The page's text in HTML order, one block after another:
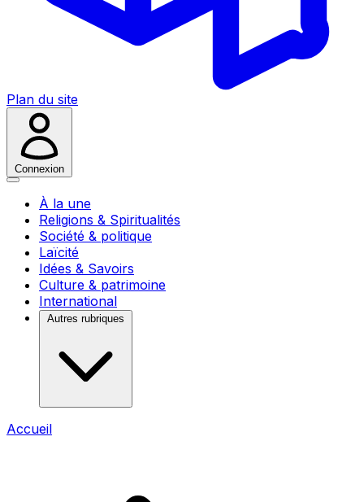
Plan du site
Connexion
À la une
Religions & Spiritualités
Société & politique
Laïcité
Idées & Savoirs
Culture & patrimoine
International
Autres rubriques
Accueil